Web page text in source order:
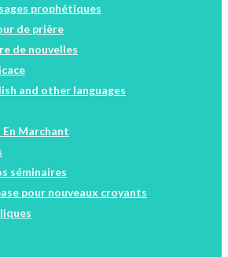
prophétiques
de prière
de nouvelles
and other languages
Marchant
séminaires
pour nouveaux croyants